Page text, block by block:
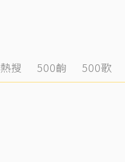
熱搜 500齣 500歌